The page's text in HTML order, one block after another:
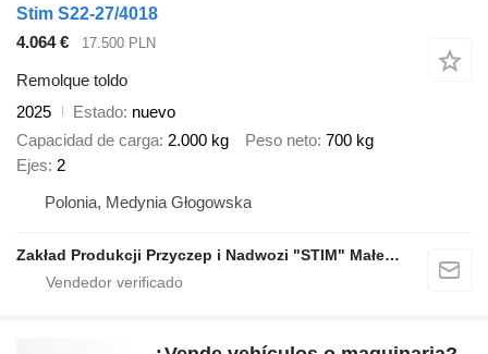
Stim S22-27/4018
4.064 €
17.500 PLN
Remolque toldo
2025
Estado nuevo
Capacidad de carga 2.000 kg Peso neto 700 kg
Ejes 2
Polonia, Medynia Głogowska
Zakład Produkcji Przyczep i Nadwozi "STIM" Małecki s.j.